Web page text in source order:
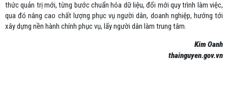
thức quản trị mới, từng bước chuẩn hóa dữ liệu, đổi mới quy trình làm việc,
qua đó nâng cao chất lượng phục vụ người dân, doanh nghiệp, hướng tới
xây dựng nền hành chính phục vụ, lấy người dân làm trung tâm.
Kim Oanh
thainguyen.gov.vn